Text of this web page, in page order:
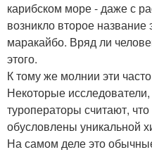
карибском море - даже с
возникло второе
маракайбо. Вряд ли
этого.
К тому же молнии эти
Некоторые
туроператоры считают,
обусловлены уникальной
На самом деле это